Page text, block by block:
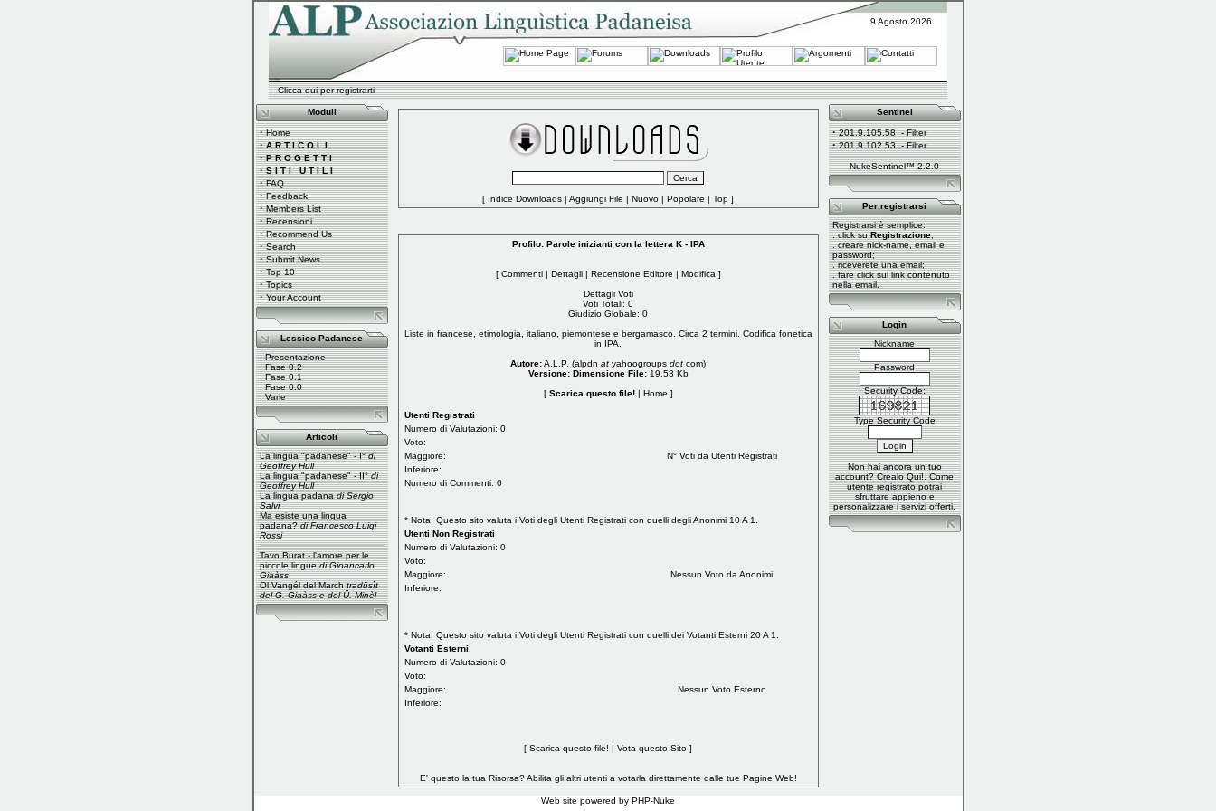
9 Agosto 2026
Clicca qui per registrarti
Moduli
· Home
· A R T I C O L I
· P R O G E T T I
· S I T I U T I L I
· FAQ
· Feedback
· Members List
· Recensioni
· Recommend Us
· Search
· Submit News
· Top 10
· Topics
· Your Account
Lessico Padanese
.Presentazione
.Fase 0.2
.Fase 0.1
.Fase 0.0
.Varie
Articoli
La lingua "padanese" - I° di
Geoffrey Hull
La lingua "padanese" - II° di
Geoffrey Hull
La lingua padana di Sergio
Salvi
Ma esiste una lingua
padana? di Francesco Luigi
Rossi
Tavo Burat - l'amore per le
piccole linguedi Gioancarlo
Giaàss
Ol Vangél del March tradüsìt
del G. Giaàss e del Ü. Minèl
[ Indice Downloads | Aggiungi File | Nuovo | Popolare | Top ]
Profilo: Parole inizianti con la lettera K - IPA
[ Commenti| Dettagli| Recensione Editore | Modifica ]
Dettagli Voti
Voti Totali: 0
Giudizio Globale: 0
Liste in francese, etimologia, italiano, piemontese e bergamasco. Circa 2 termini. Codifica fonetica
in IPA.
Autore:A.L.P. (alpdn at yahoogroups dot com)
Versione: Dimensione File:19.53 Kb
[ Scarica questo file!| Home ]
Utenti Registrati
Numero di Valutazioni: 0
N° Voti da Utenti Registrati
Voto:
Maggiore:
Inferiore:
Numero di Commenti: 0
* Nota: Questo sito valuta i Voti degli Utenti Registrati con quelli degli Anonimi 10 A 1.
Utenti Non Registrati
Numero di Valutazioni: 0
Nessun Voto da Anonimi
Voto:
Maggiore:
Inferiore:
* Nota: Questo sito valuta i Voti degli Utenti Registrati con quelli dei Votanti Esterni 20 A 1.
Votanti Esterni
Numero di Valutazioni: 0
Nessun Voto Esterno
Voto:
Maggiore:
Inferiore:
[ Scarica questo file! | Vota questo Sito ]
E' questo la tua Risorsa?Abilita gli altri utenti a votarla direttamente dalle tue Pagine Web!
Sentinel
· 201.9.105.58- Filter
· 201.9.102.53- Filter
NukeSentinel™ 2.2.0
Per registrarsi
Registrarsi è semplice:
. click suRegistrazione;
. creare nick-name, email e
password;
. riceverete una email;
. fare click sul link contenuto
nella email.
Login
Nickname
Password
Security Code:
Type Security Code
Non hai ancora un tuo
account?Crealo Qui!. Come
utente registrato potrai
sfruttare appieno e
personalizzare i servizi offerti.
Web site powered by PHP-Nuke